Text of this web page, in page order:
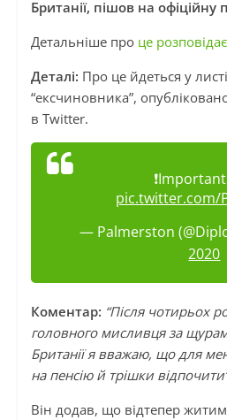
Британії, пішов на офіційну
Детальніше про це
Деталі: Про це йдеться у
“ексчиновника”,
в Twitter.
❗️Important
pic.twitter.com/
— Palmerston
2020
Коментар: “Після чотирьох
головного мисливця за
Британії я вважаю, що для
на пенсію й трішки
Він додав, що відтепер